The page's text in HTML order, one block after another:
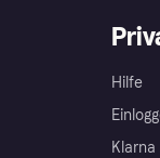
Hilfe